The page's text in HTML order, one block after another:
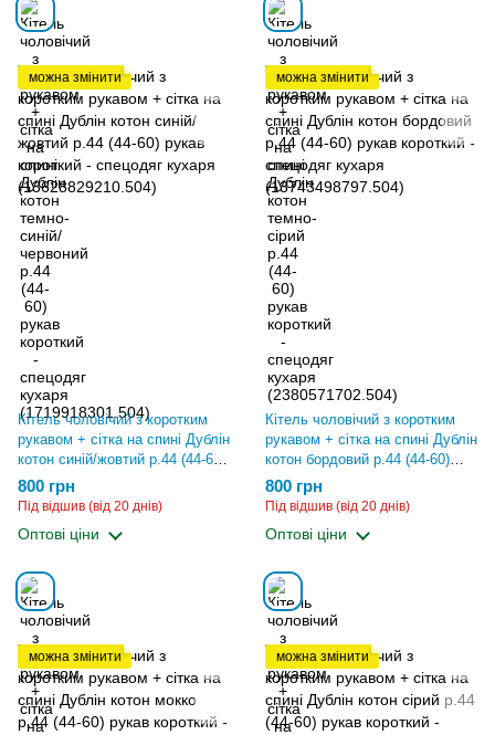
можна змінити
Кітель чоловічий з коротким
рукавом + сітка на спині Дублін
котон синій/жовтий р.44 (44-60)
рукав короткий - спецодяг
кухаря (13628829210.504)
800 грн
Під відшив (від 20 днів)
Оптові ціни
можна змінити
Кітель чоловічий з коротким
рукавом + сітка на спині Дублін
котон бордовий р.44 (44-60)
рукав короткий - спецодяг
кухаря (13743498797.504)
800 грн
Під відшив (від 20 днів)
Оптові ціни
можна змінити можна змінити